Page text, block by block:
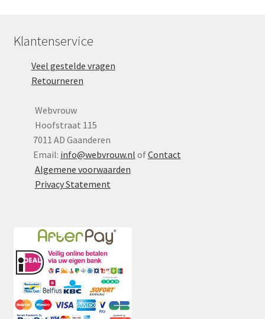
Klantenservice
Veel gestelde vragen
Retourneren
Webvrouw
Hoofstraat 115
7011 AD Gaanderen
Email: info@webvrouw.nl ofContact
Algemene voorwaarden
Privacy Statement